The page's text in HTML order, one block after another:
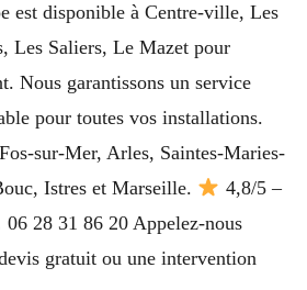
est disponible à Centre-ville, Les
Les Saliers, Le Mazet pour
Nous garantissons un service
pour toutes vos installations.
sur-Mer, Arles, Saintes-Maries-
Istres et Marseille.
4,8/5 –
06 28 31 86 20 Appelez-nous
gratuit ou une intervention